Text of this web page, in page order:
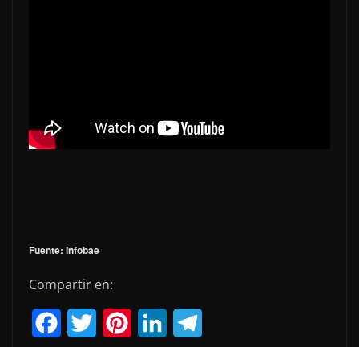
Fuente: Infobae
Compartir en: